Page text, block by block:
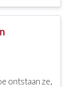
ontstaan ze,